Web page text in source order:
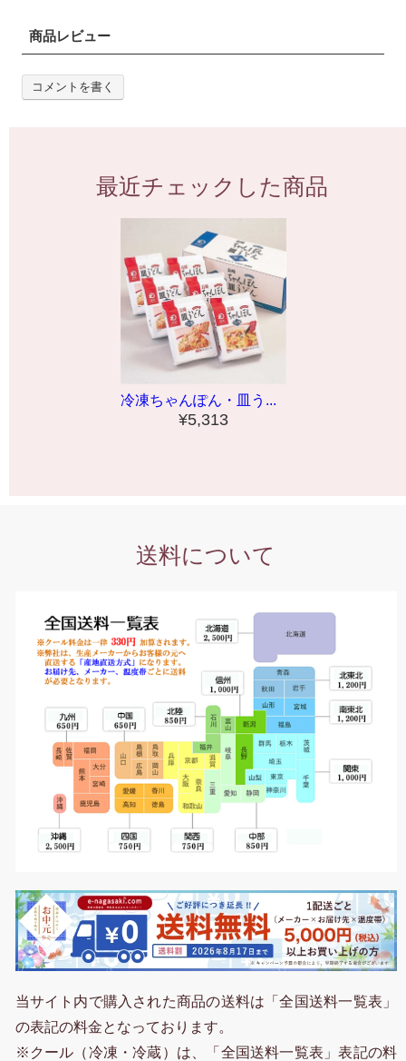
商品レビュー
コメントを書く
最近チェックした商品
冷凍ちゃんぽん・皿う...
¥5,313
送料について
当サイト内で購入された商品の送料は「全国送料一覧表」
の表記の料金となっております。
※クール（冷凍・冷蔵）は、「全国送料一覧表」表記の料